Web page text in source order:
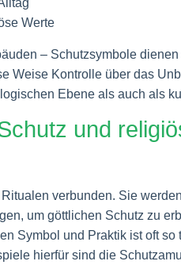
Werte
– Schutzsymbole
Weise Kontrolle über das
Ebene als auch als
und
verbunden. Sie
um göttlichen Schutz zu
Symbol und Praktik ist oft so
hierfür sind die